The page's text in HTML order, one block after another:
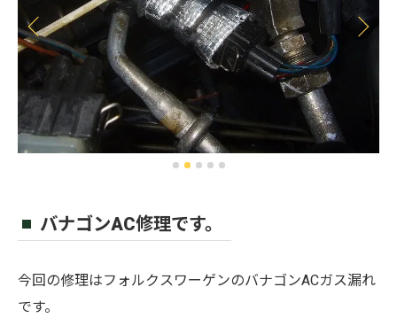
バナゴンAC修理です。
今回の修理はフォルクスワーゲンのバナゴンACガス漏れ
です。